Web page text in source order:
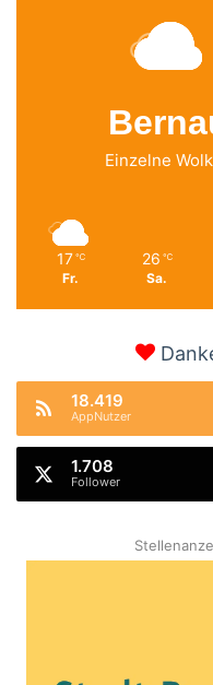
Einzelne
17 ℃
Fr.
26 ℃
Sa.
18.419
AppNutzer
1.708
Follower